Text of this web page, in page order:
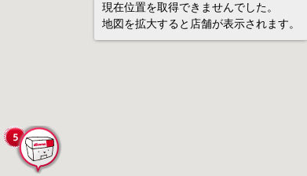
現在位置を取得できませんでした。
地図を拡大すると店舗が表示されます。